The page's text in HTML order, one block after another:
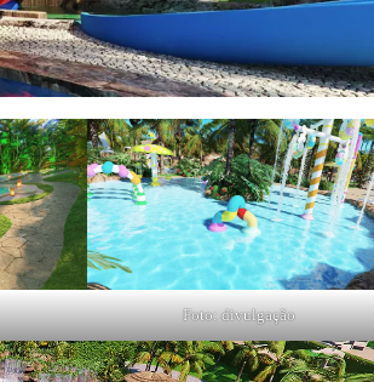
Foto: divulgação